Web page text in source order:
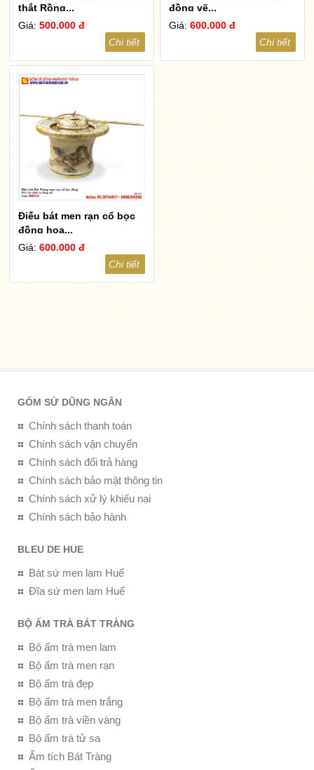
thắt Rồng...
Giá:500.000 đ
Chi tiết
đồng vẽ...
Giá:600.000 đ
Chi tiết
Điếu bát men rạn cổ bọc
đồng họa...
Giá:600.000 đ
Chi tiết
GỐM SỨ DŨNG NGÂN
Chính sách thanh toán
Chính sách vận chuyển
Chính sách đổi trả hàng
Chính sách bảo mật thông tin
Chính sách xử lý khiếu nại
Chính sách bảo hành
BLEU DE HUE
Bát sứ men lam Huế
Đĩa sứ men lam Huế
BỘ ẤM TRÀ BÁT TRÀNG
Bộ ấm trà men lam
Bộ ấm trà men rạn
Bộ ấm trà đẹp
Bộ ấm trà men trắng
Bộ ấm trà viền vàng
Bộ ấm trà tử sa
Ấm tích Bát Tràng